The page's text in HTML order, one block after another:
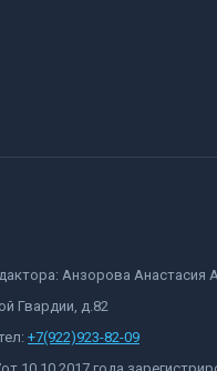
Анзорова Анастасия
Гвардии, д.82
+7(922)923-82-09